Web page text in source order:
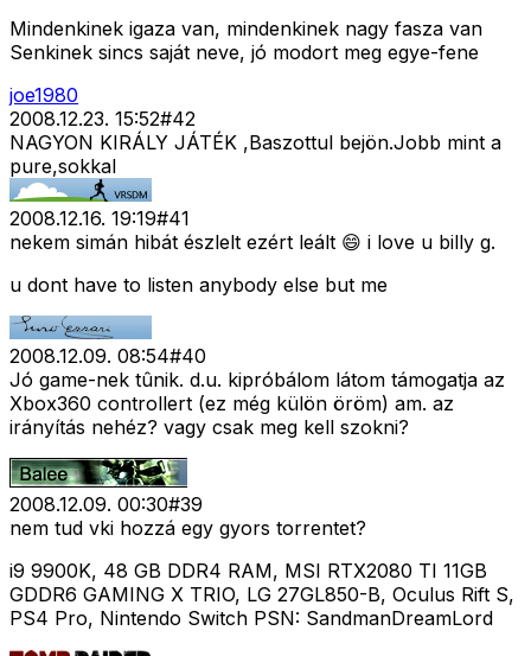
Mindenkinek igaza van, mindenkinek nagy fasza van
Senkinek sincs saját neve, jó modort meg egye-fene
joe1980
2008.12.23. 15:52#42
NAGYON KIRÁLY JÁTÉK ,Baszottul bejön.Jobb mint a
pure,sokkal
2008.12.16. 19:19#41
nekem simán hibát észlelt ezért leált 😄 i love u billy g.
u dont have to listen anybody else but me
2008.12.09. 08:54#40
Jó game-nek tûnik. d.u. kipróbálom látom támogatja az
Xbox360 controllert (ez még külön öröm) am. az
irányítás nehéz? vagy csak meg kell szokni?
2008.12.09. 00:30#39
nem tud vki hozzá egy gyors torrentet?
i9 9900K, 48 GB DDR4 RAM, MSI RTX2080 TI 11GB
GDDR6 GAMING X TRIO, LG 27GL850-B, Oculus Rift S,
PS4 Pro, Nintendo Switch PSN: SandmanDreamLord